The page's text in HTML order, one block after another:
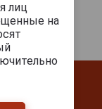
лиц
на